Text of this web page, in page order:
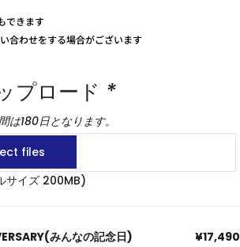
できます
合わせをする場合がございます
プロード *
は180日となります。
サイズ 200MB)
みんなの記念日) ¥17,490